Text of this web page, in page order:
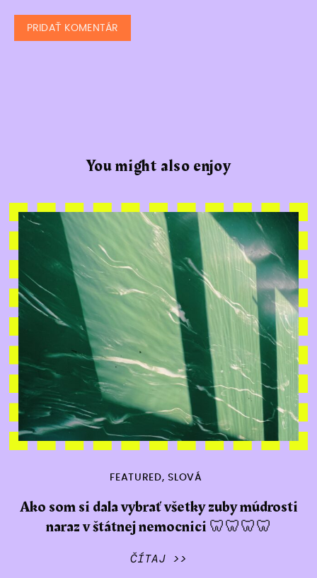
You might also enjoy
FEATURED,SLOVÁ
Ako som si dala vybrať všetky zuby múdrosti
naraz v štátnej nemocnici 🦷🦷🦷🦷
ČÍTAJ >>